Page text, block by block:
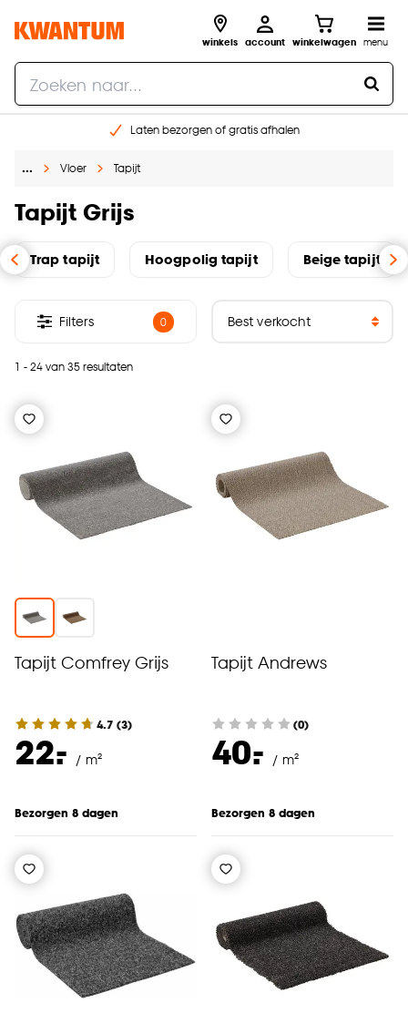
winkels account winkelwagen menu
Laten bezorgen of gratis afhalen
Gratis raam advies en opmeten aan huis
… Vloer Tapijt
Tapijt Grijs
Trap tapijt Hoogpolig tapijt Beige tapijt
1 - 24 van 35 resultaten
Filters 0
Tapijt Comfrey Grijs
4.7 (3)
22.
- / m²
Bezorgen 8 dagen
Tapijt Andrews
(0)
40.
- / m²
Bezorgen 8 dagen